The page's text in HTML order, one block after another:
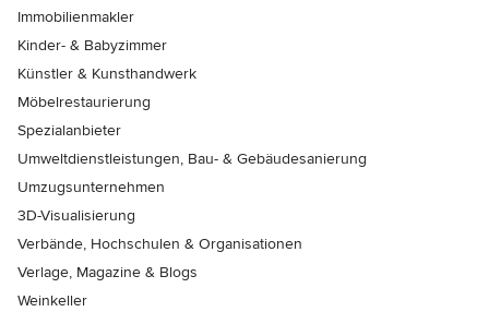
Immobilienmakler
Kinder- & Babyzimmer
Künstler & Kunsthandwerk
Möbelrestaurierung
Spezialanbieter
Umweltdienstleistungen, Bau- & Gebäudesanierung
Umzugsunternehmen
3D-Visualisierung
Verbände, Hochschulen & Organisationen
Verlage, Magazine & Blogs
Weinkeller